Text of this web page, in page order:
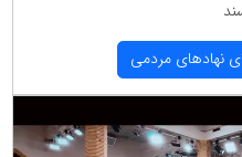
نهادهای مردمی